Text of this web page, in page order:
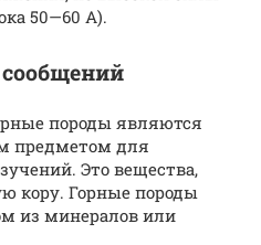
50—60 А).
породы являются
предметом для
Это вещества,
кору. Горные породы
из минералов или